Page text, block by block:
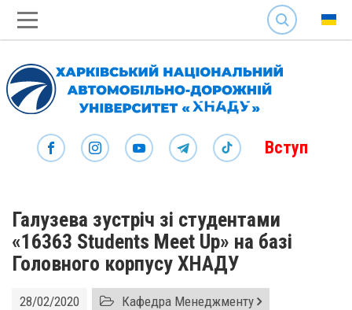
SEARCH
Вступ
Галузева зустріч зі студентами
«16363 Students Meet Up» на базі
Головного корпусу ХНАДУ
28/02/2020 Кафедра Менеджменту